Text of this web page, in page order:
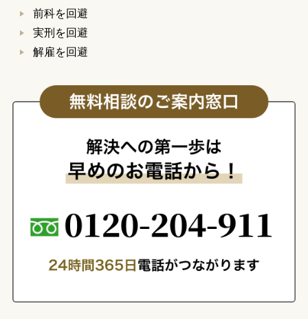
前科を回避
実刑を回避
解雇を回避